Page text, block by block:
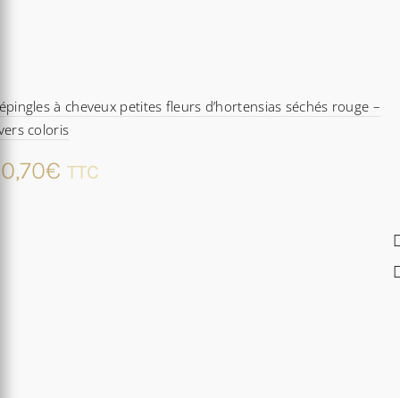
à cheveux petites fleurs d’hortensias séchés rouge –
coloris
€ TTC